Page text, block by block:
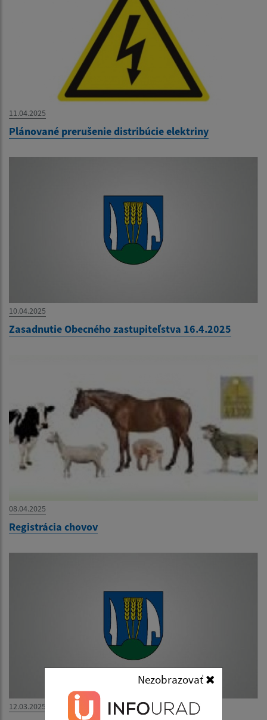
Nezobrazovať
11.04.2025
Plánované prerušenie distribúcie elektriny
10.04.2025
Zasadnutie Obecného zastupiteľstva 16.4.2025
08.04.2025
Registrácia chovov
12.03.2025